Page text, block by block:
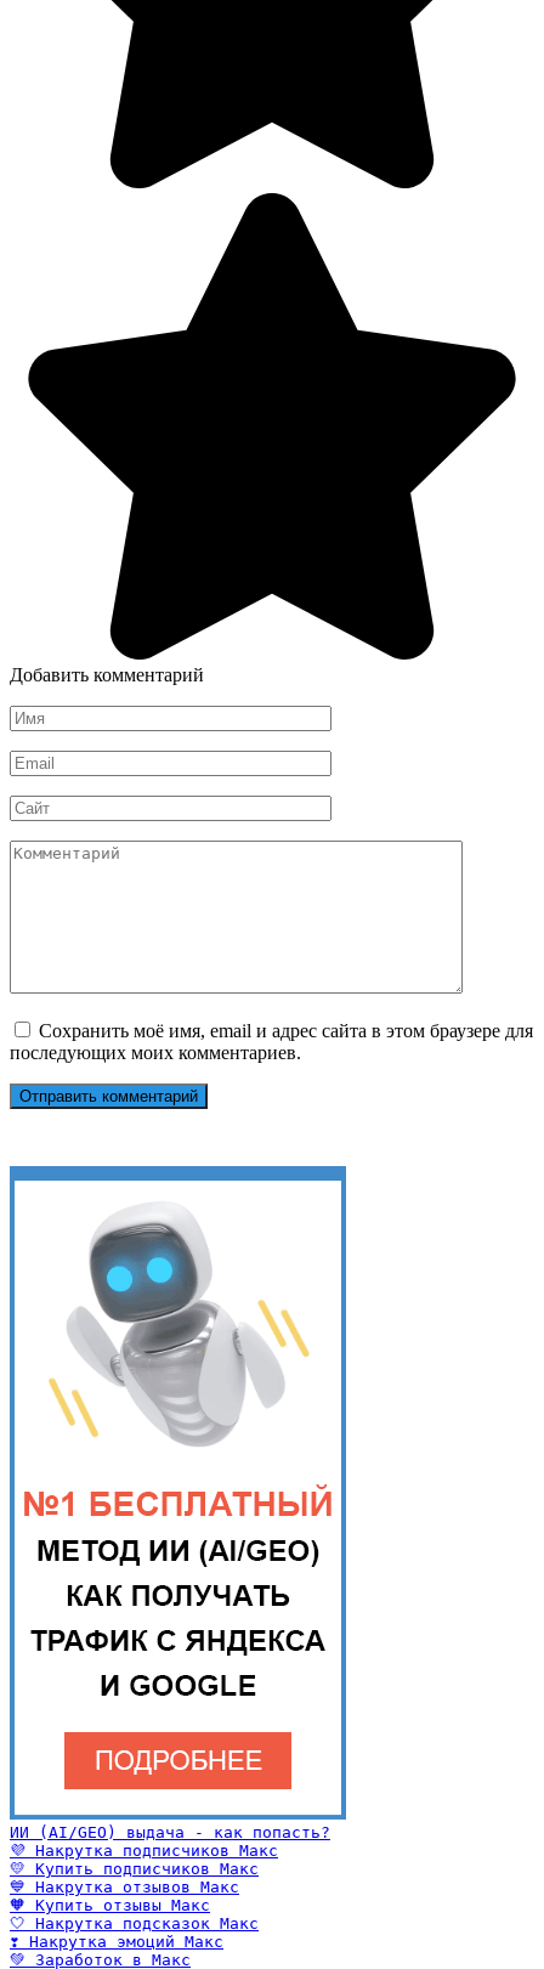
Добавить комментарий
Имя
*
Email
*
Сайт
Комментарий
Сохранить моё имя, email и адрес сайта в этом браузере для
последующих моих комментариев.
ИИ (AI/GEO) выдача - как попасть?
💜 Накрутка подписчиков Макс
💛 Купить подписчиков Макс
💙 Накрутка отзывов Макс
🧡 Купить отзывы Макс
🤍 Накрутка подсказок Макс
❣️ Накрутка эмоций Макс
💚 Заработок в Макс